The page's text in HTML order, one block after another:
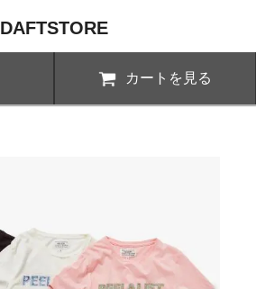
DAFTSTORE
カートを見る